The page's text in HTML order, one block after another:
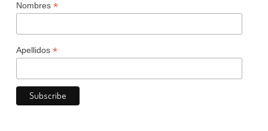
Nombres *
Apellidos *